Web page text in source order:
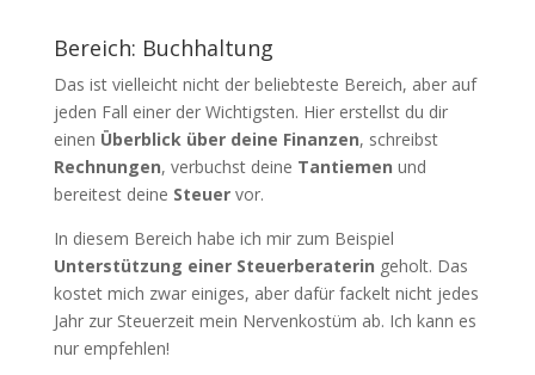
Bereich: Buchhaltung
Das ist vielleicht nicht der beliebteste Bereich, aber auf
jeden Fall einer der Wichtigsten. Hier erstellst du dir
einen Überblick über deine Finanzen, schreibst
Rechnungen, verbuchst deine Tantiemen und
bereitest deine Steuer vor.
In diesem Bereich habe ich mir zum Beispiel
Unterstützung einer Steuerberaterin geholt. Das
kostet mich zwar einiges, aber dafür fackelt nicht jedes
Jahr zur Steuerzeit mein Nervenkostüm ab. Ich kann es
nur empfehlen!